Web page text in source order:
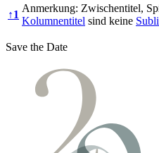
↑1
Anmerkung: Zwischentitel,
Kolumnentitel sind keine
Save the Date